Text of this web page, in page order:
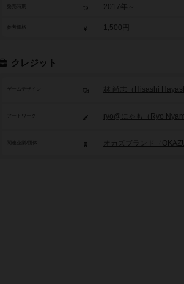
2017年～
参考価格 1,500円
クレジット
ゲームデザイン 林 尚志（Hisashi
アートワーク ryo@にゃも（Ryo
オカズブランド（